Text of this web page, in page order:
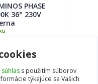
PHASE
36° 230V
košíka
súhlas s použitím súborov
týkajúce sa Vašich